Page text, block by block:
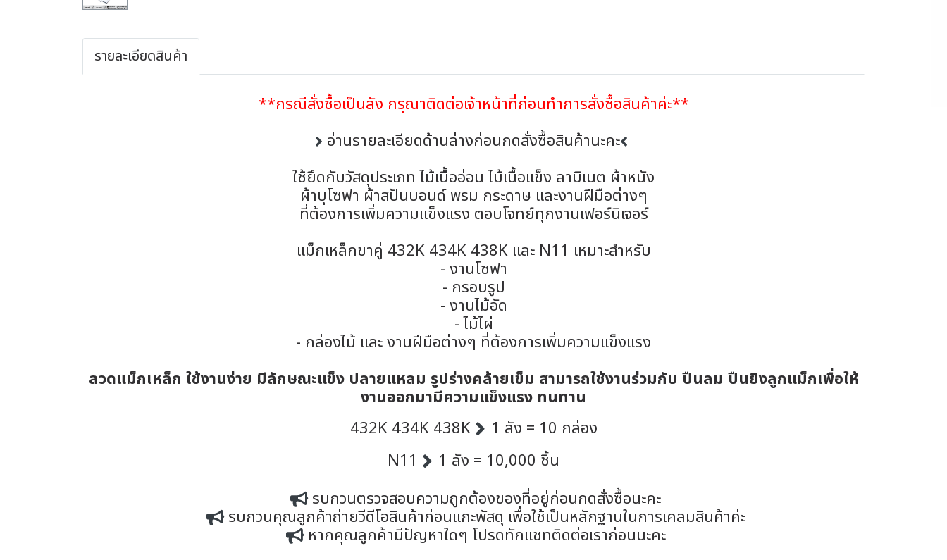
รายละเอียดสินค้า
**กรณีสั่งซื้อเป็นลัง กรุณาติดต่อเจ้าหน้าที่ก่อนทำการสั่งซื้อสินค้าค่ะ**
อ่านรายละเอียดด้านล่างก่อนกดสั่งซื้อสินค้านะคะ
ใช้ยึดกับวัสดุประเภท ไม้เนื้ออ่อน ไม้เนื้อแข็ง ลามิเนต ผ้าหนัง
ผ้าบุโซฟา ผ้าสปันบอนด์ พรม กระดาษ และงานฝีมือต่างๆ
ที่ต้องการเพิ่มความแข็งแรง ตอบโจทย์ทุกงานเฟอร์นิเจอร์
แม็กเหล็กขาคู่ 432K 434K 438K และ N11 เหมาะสำหรับ
- งานโซฟา
- กรอบรูป
- งานไม้อัด
- ไม้ไผ่
- กล่องไม้ และ งานฝีมือต่างๆ ที่ต้องการเพิ่มความแข็งแรง
ลวดแม็กเหล็ก ใช้งานง่าย มีลักษณะแข็ง ปลายแหลม รูปร่างคล้ายเข็ม สามารถใช้งานร่วมกับ ปืนลม ปืนยิงลูกแม็กเพื่อให้
งานออกมามีความแข็งแรง ทนทาน
432K 434K 438K
1 ลัง = 10 กล่อง
N11
1 ลัง = 10,000 ชิ้น
รบกวนตรวจสอบความถูกต้องของที่อยู่ก่อนกดสั่งซื้อนะคะ
รบกวนคุณลูกค้าถ่ายวีดีโอสินค้าก่อนแกะพัสดุ เพื่อใช้เป็นหลักฐานในการเคลมสินค้าค่ะ
หากคุณลูกค้ามีปัญหาใดๆ โปรดทักแชทติดต่อเราก่อนนะคะ